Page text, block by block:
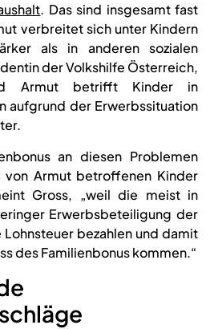
. Das sind insgesamt fast
verbreitet sich unter Kindern
als in anderen sozialen
der Volkshilfe Österreich,
Armut betrifft Kinder in
aufgrund der Erwerbssituation
an diesen Problemen
von Armut betroffenen Kinder
Gross, „weil die meist in
Erwerbsbeteiligung der
bezahlen und damit
des Familienbonus kommen.“